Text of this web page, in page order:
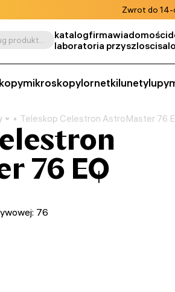
Zwrot do 14-
Szukaj według produktu, SKU, kategorii itp. katalogfirmawiadomości
laboratoria przyszlosci
mikroskopylornetkilunetylupy
Teleskop Celestron AstroMaster 76
76 EQ
76